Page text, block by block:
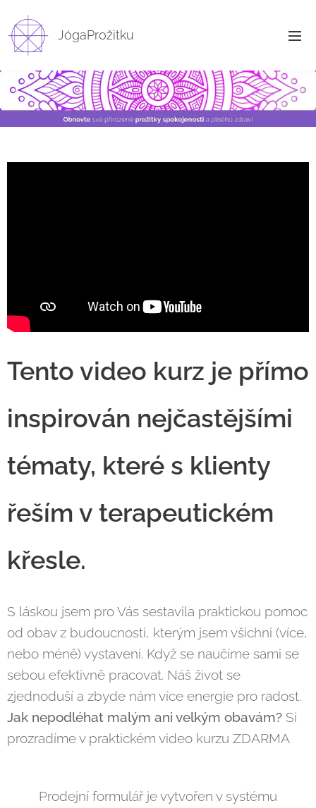
JógaProžitku
Tento video kurz je přímo
inspirován nejčastějšími
tématy, které s klienty
řeším v terapeutickém
křesle.
S láskou jsem pro Vás sestavila praktickou pomoc
od obav z budoucnosti, kterým jsem všichni (více,
nebo méně) vystaveni. Když se naučíme sami se
sebou efektivně pracovat. Náš život se
zjednoduší a zbyde nám více energie pro radost.
Jak nepodléhat malým ani velkým obavám? Si
prozradíme v praktickém video kurzu ZDARMA
Prodejní formulář je vytvořen v systému